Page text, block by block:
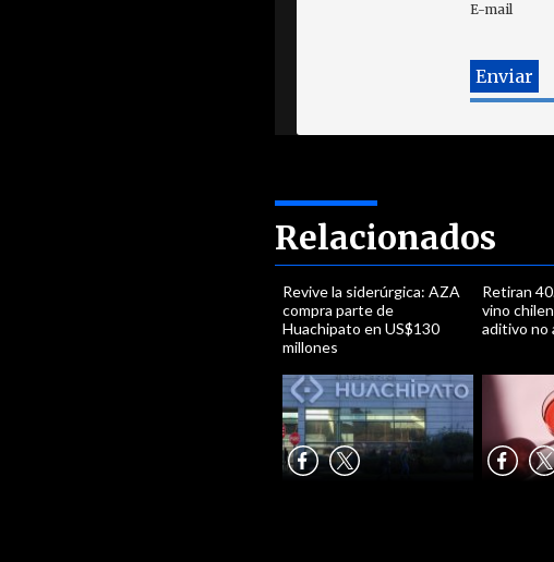
E-mail
Relacionados
Revive la siderúrgica: AZA
compra parte de
Huachipato en US$130
millones
Retiran
vino
aditivo no